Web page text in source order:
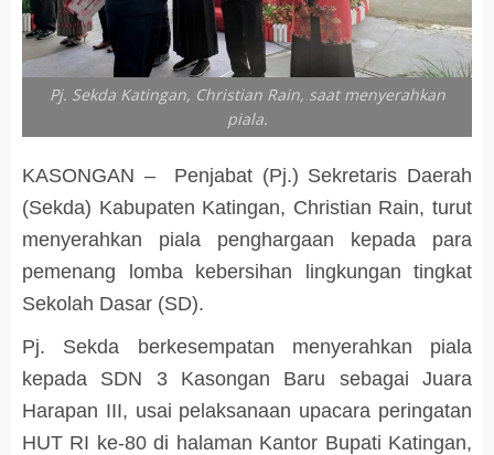
Pj. Sekda Katingan, Christian Rain, saat menyerahkan
piala.
KASONGAN – Penjabat (Pj.) Sekretaris Daerah
(Sekda) Kabupaten Katingan, Christian Rain, turut
menyerahkan piala penghargaan kepada para
pemenang lomba kebersihan lingkungan tingkat
Sekolah Dasar (SD).
Pj. Sekda berkesempatan menyerahkan piala
kepada SDN 3 Kasongan Baru sebagai Juara
Harapan III, usai pelaksanaan upacara peringatan
HUT RI ke-80 di halaman Kantor Bupati Katingan,